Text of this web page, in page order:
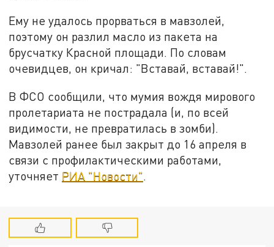
Ему не удалось прорваться в мавзолей,
поэтому он разлил масло из пакета на
брусчатку Красной площади. По словам
очевидцев, он кричал: "Вставай, вставай!".
В ФСО сообщили, что мумия вождя мирового
пролетариата не пострадала (и, по всей
видимости, не превратилась в зомби).
Мавзолей ранее был закрыт до 16 апреля в
связи с профилактическими работами,
уточняет РИА "Новости".